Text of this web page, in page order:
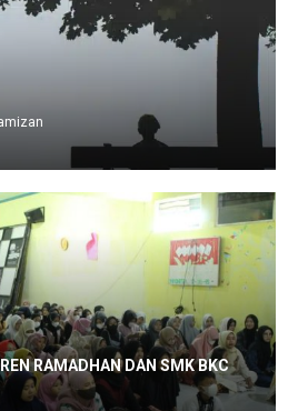
RAMADHAN DAN SMK BKC